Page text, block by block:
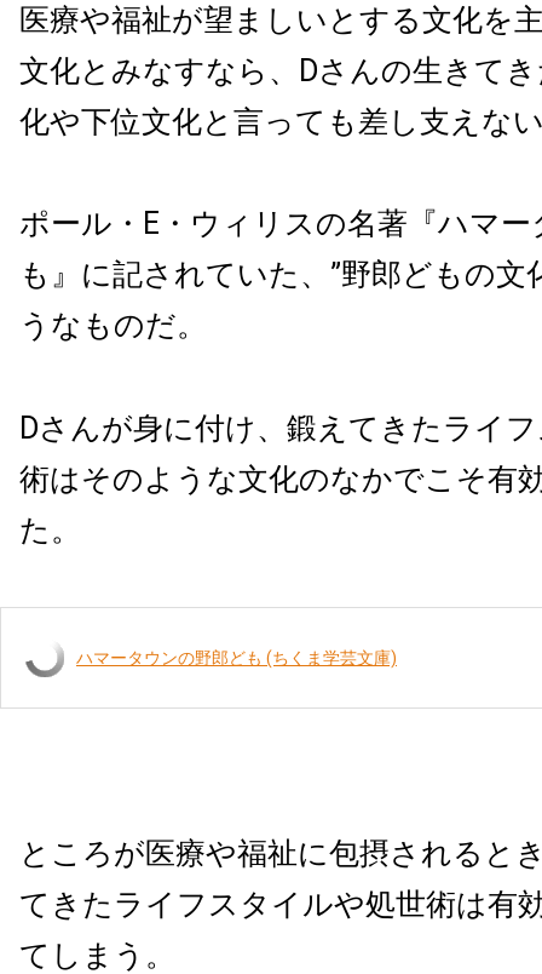
医療や福祉が望ましいとする文化を
文化とみなすなら、Dさんの生きて
化や下位文化と言っても差し支えな
ポール・E・ウィリスの名著『ハマ
も』に記されていた、”野郎どもの文
うなものだ。
Dさんが身に付け、鍛えてきたライ
術はそのような文化のなかでこそ有
た。
ハマータウンの野郎ども (ちくま学芸文庫)
ところが医療や福祉に包摂されると
てきたライフスタイルや処世術は有
てしまう。